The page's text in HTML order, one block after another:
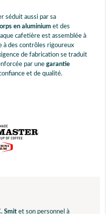
séduit aussi par sa
en aluminium et des
cafetière est assemblée à
à des contrôles rigoureux
de fabrication se traduit
par une garantie
et de qualité.
Smit et son personnel à